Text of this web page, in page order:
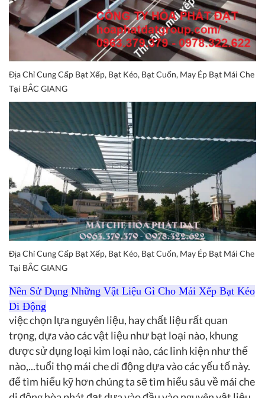
Địa Chỉ Cung Cấp Bạt Xếp, Bạt Kéo, Bạt Cuốn, May Ép Bạt Mái Che
Tại BẮC GIANG
Địa Chỉ Cung Cấp Bạt Xếp, Bạt Kéo, Bạt Cuốn, May Ép Bạt Mái Che
Tại BẮC GIANG
Nên Sử Dụng Những Vật Liệu Gì Cho Mái Xếp Bạt Kéo
Di Động
việc chọn lựa nguyên liệu, hay chất liệu rất quan
trọng, dựa vào các vật liệu như bạt loại nào, khung
được sử dụng loại kim loại nào, các linh kiện như thế
nào,...tuổi thọ mái che di động dựa vào các yếu tố này.
để tìm hiểu kỹ hơn chúng ta sẽ tìm hiểu sâu về mái che